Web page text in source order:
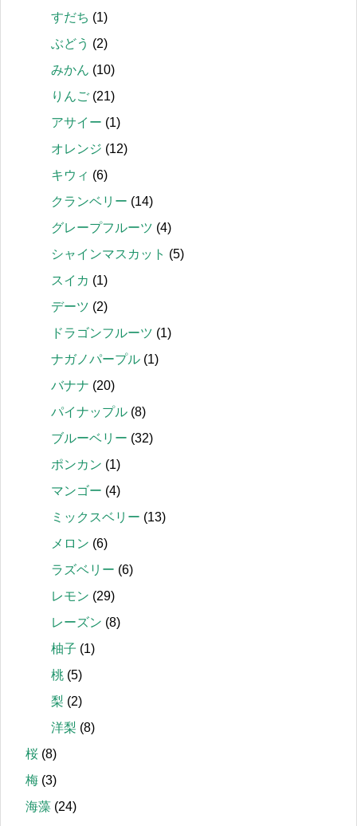
すだち (1)
ぶどう (2)
みかん (10)
りんご (21)
アサイー (1)
オレンジ (12)
キウィ (6)
クランベリー (14)
グレープフルーツ (4)
シャインマスカット (5)
スイカ (1)
デーツ (2)
ドラゴンフルーツ (1)
ナガノパープル (1)
バナナ (20)
パイナップル (8)
ブルーベリー (32)
ポンカン (1)
マンゴー (4)
ミックスベリー (13)
メロン (6)
ラズベリー (6)
レモン (29)
レーズン (8)
柚子 (1)
桃 (5)
梨 (2)
洋梨 (8)
桜 (8)
梅 (3)
海藻 (24)